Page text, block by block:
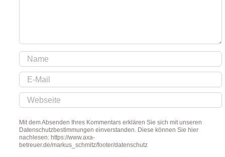
Mit dem Absenden Ihres Kommentars erklären Sie sich mit unseren
Datenschutzbestimmungen einverstanden. Diese können Sie hier
nachlesen: https://www.axa-
betreuer.de/markus_schmitz/footer/datenschutz